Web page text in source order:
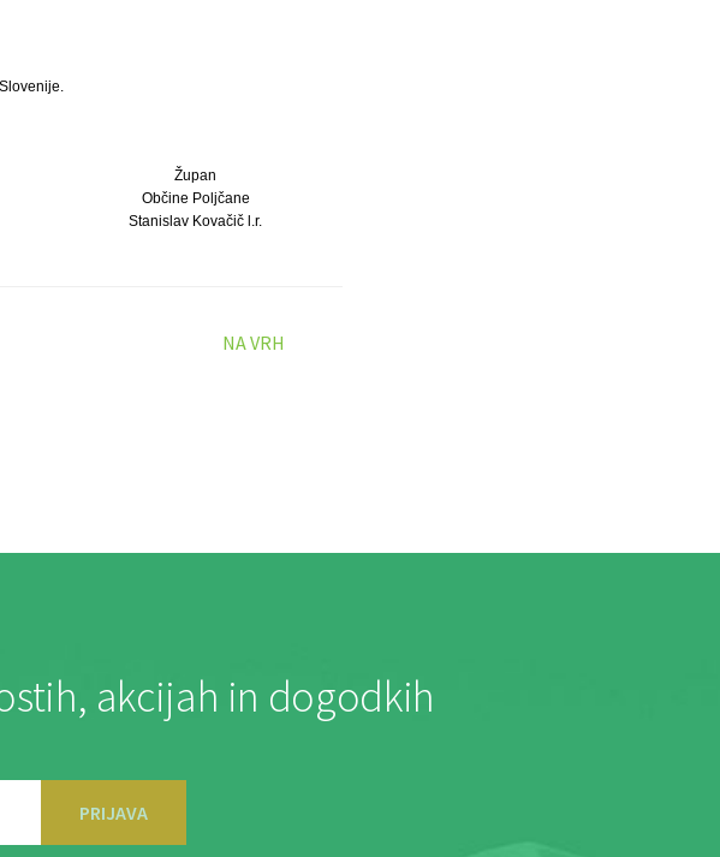
Župan
Občine Poljčane
Stanislav Kovačič l.r.
NA VRH
akcijah in dogodkih
PRIJAVA